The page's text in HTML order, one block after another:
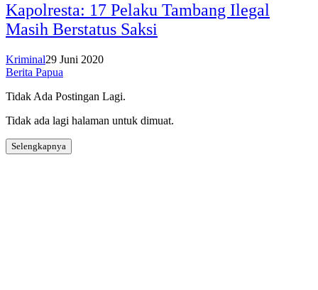
Kapolresta: 17 Pelaku Tambang Ilegal
Masih Berstatus Saksi
Kriminal29 Juni 2020
Berita Papua
Tidak Ada Postingan Lagi.
Tidak ada lagi halaman untuk dimuat.
Selengkapnya